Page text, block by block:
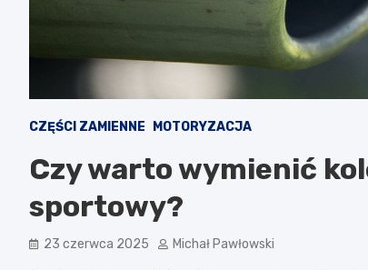
CZĘŚCI ZAMIENNE MOTORYZACJA
Czy warto wymienić
sportowy?
23 czerwca 2025 Michał Pawłowski